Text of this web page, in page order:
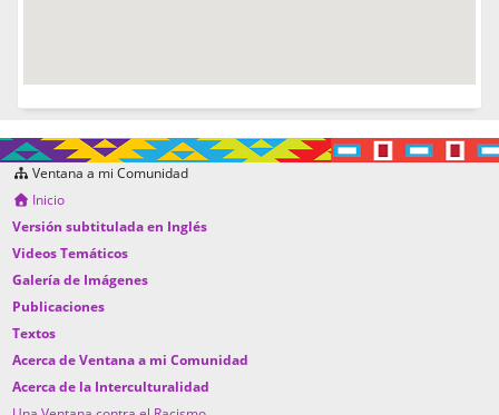
Ventana a mi Comunidad
Inicio
Versión subtitulada en Inglés
Videos Temáticos
Galería de Imágenes
Publicaciones
Textos
Acerca de Ventana a mi Comunidad
Acerca de la Interculturalidad